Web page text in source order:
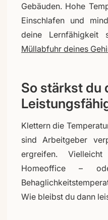
Gebäuden. Hohe
Einschlafen und
deine Lernfähigkeit
Müllabfuhr deines
So stärkst du
Klettern die
sind Arbeitgeber
ergreifen.
Homeoffice –
Wie bleibst du dann